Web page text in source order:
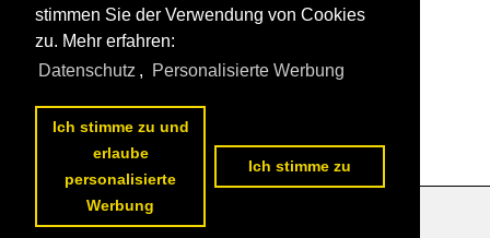
Datenschutzerklärung
stimmen Sie der Verwendung von Cookies
zu. Mehr erfahren:
Datenschutz , Personalisierte Werbung
Ich stimme zu und
erlaube
personalisierte
Werbung
Ich stimme zu